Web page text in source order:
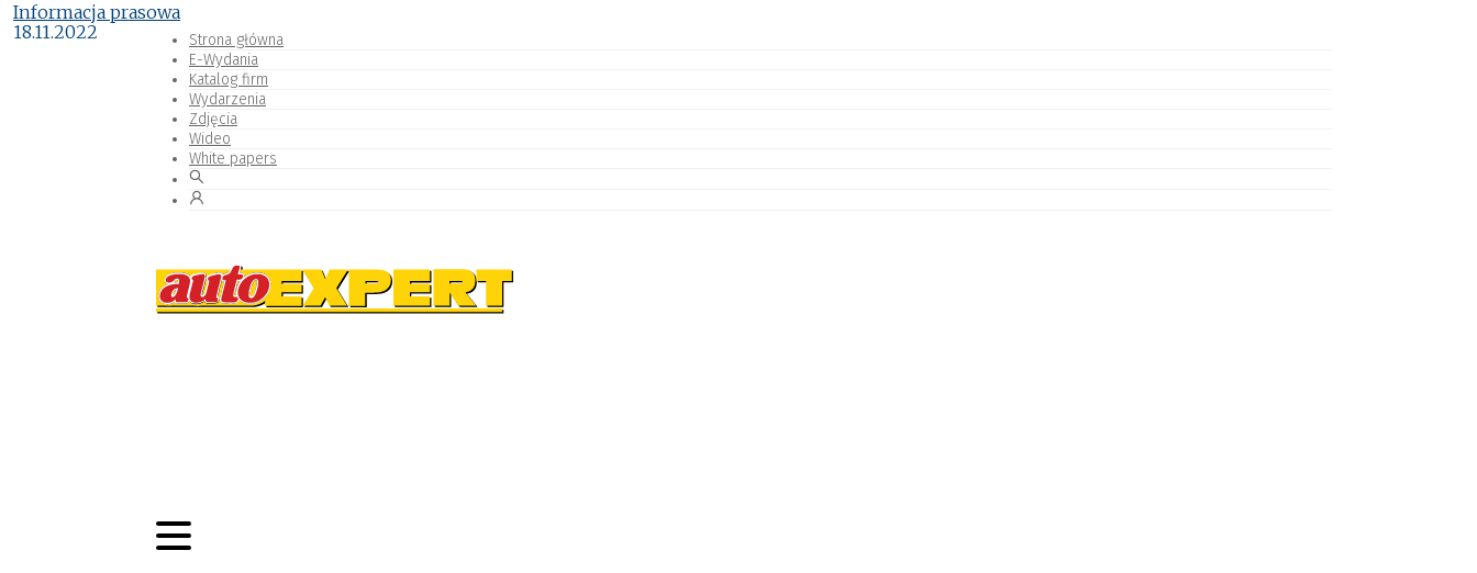
Strona główna
E-Wydania
Katalog firm
Wydarzenia
Zdjęcia
Wideo
White papers
Informacja prasowa
18.11.2022